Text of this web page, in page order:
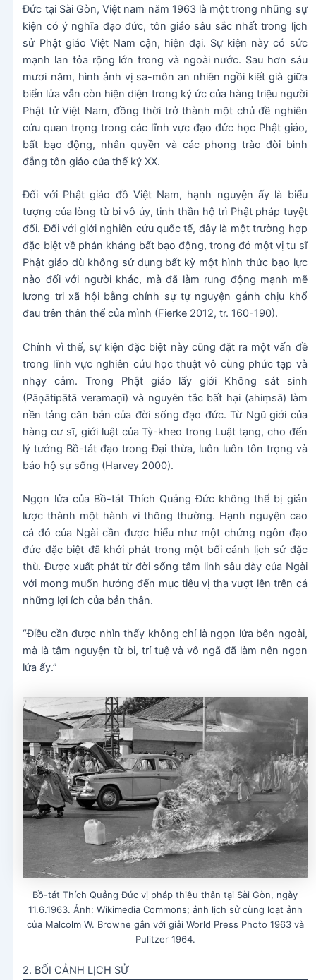
Đức tại Sài Gòn, Việt nam năm 1963 là một trong những sự
kiện có ý nghĩa đạo đức, tôn giáo sâu sắc nhất trong lịch
sử Phật giáo Việt Nam cận, hiện đại. Sự kiện này có sức
mạnh lan tỏa rộng lớn trong và ngoài nước. Sau hơn sáu
mươi năm, hình ảnh vị sa-môn an nhiên ngồi kiết già giữa
biển lửa vẫn còn hiện diện trong ký ức của hàng triệu người
Phật tử Việt Nam, đồng thời trở thành một chủ đề nghiên
cứu quan trọng trong các lĩnh vực đạo đức học Phật giáo,
bất bạo động, nhân quyền và các phong trào đòi bình
đẳng tôn giáo của thế kỷ XX.
Đối với Phật giáo đồ Việt Nam, hạnh nguyện ấy là biểu
tượng của lòng từ bi vô úy, tinh thần hộ trì Phật pháp tuyệt
đối. Đối với giới nghiên cứu quốc tế, đây là một trường hợp
đặc biệt về phản kháng bất bạo động, trong đó một vị tu sĩ
Phật giáo dù không sử dụng bất kỳ một hình thức bạo lực
nào đối với người khác, mà đã làm rung động mạnh mẽ
lương tri xã hội bằng chính sự tự nguyện gánh chịu khổ
đau trên thân thể của mình (Fierke 2012, tr. 160-190).
Chính vì thế, sự kiện đặc biệt này cũng đặt ra một vấn đề
trong lĩnh vực nghiên cứu học thuật vô cùng phức tạp và
nhạy cảm. Trong Phật giáo lấy giới Không sát sinh
(Pāṇātipātā veramaṇī) và nguyên tắc bất hại (ahiṃsā) làm
nền tảng căn bản của đời sống đạo đức. Từ Ngũ giới của
hàng cư sĩ, giới luật của Tỳ-kheo trong Luật tạng, cho đến
lý tưởng Bồ-tát đạo trong Đại thừa, luôn luôn tôn trọng và
bảo hộ sự sống (Harvey 2000).
Ngọn lửa của Bồ-tát Thích Quảng Đức không thể bị giản
lược thành một hành vi thông thường. Hạnh nguyện cao
cả đó của Ngài cần được hiểu như một chứng ngôn đạo
đức đặc biệt đã khởi phát trong một bối cảnh lịch sử đặc
thù. Được xuất phát từ đời sống tâm linh sâu dày của Ngài
với mong muốn hướng đến mục tiêu vị tha vượt lên trên cả
những lợi ích của bản thân.
“Điều cần được nhìn thấy không chỉ là ngọn lửa bên ngoài,
mà là tâm nguyện từ bi, trí tuệ và vô ngã đã làm nên ngọn
lửa ấy.”
Bồ-tát Thích Quảng Đức vị pháp thiêu thân tại Sài Gòn, ngày
11.6.1963. Ảnh: Wikimedia Commons; ảnh lịch sử cùng loạt ảnh
của Malcolm W. Browne gắn với giải World Press Photo 1963 và
Pulitzer 1964.
2. BỐI CẢNH LỊCH SỬ